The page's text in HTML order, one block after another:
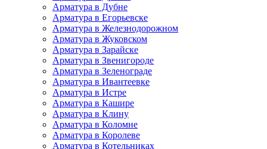
Арматура в Дубне
Арматура в Егорьевске
Арматура в Железнодорожном
Арматура в Жуковском
Арматура в Зарайске
Арматура в Звенигороде
Арматура в Зеленограде
Арматура в Ивантеевке
Арматура в Истре
Арматура в Кашире
Арматура в Клину
Арматура в Коломне
Арматура в Королеве
Арматура в Котельниках